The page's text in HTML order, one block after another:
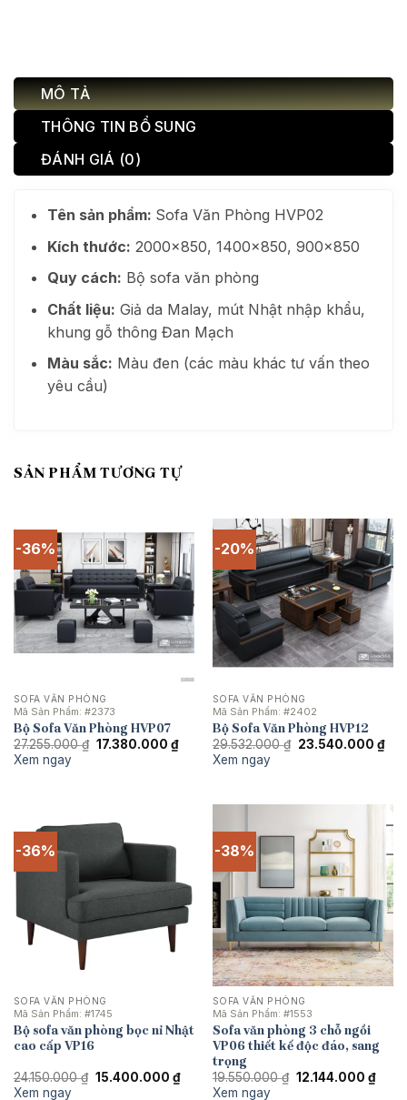
MÔ TẢ
THÔNG TIN BỔ SUNG
ĐÁNH GIÁ (0)
Tên sản phẩm: Sofa Văn Phòng HVP02
Kích thước: 2000×850, 1400×850, 900×850
Quy cách: Bộ sofa văn phòng
Chất liệu: Giả da Malay, mút Nhật nhập khẩu,
khung gỗ thông Đan Mạch
Màu sắc: Màu đen (các màu khác tư vấn theo
yêu cầu)
SẢN PHẨM TƯƠNG TỰ
-36%
SOFA VĂN PHÒNG
Mã Sản Phẩm: #2373
Bộ Sofa Văn Phòng HVP07
27.255.000₫ Giá
17.380.000 ₫Giá
hiện
Xem ngay
-20%
SOFA VĂN PHÒNG
Mã Sản Phẩm: #2402
Bộ Sofa Văn Phòng HVP12
29.532.000₫ Giá
23.540.000 ₫Giá
Xem ngay
-36%
SOFA VĂN PHÒNG
Mã Sản Phẩm: #1745
Bộ sofa văn phòng bọc nỉ Nhật
cao cấp VP16
24.150.000₫ Giá
15.400.000 ₫Giá
hiện
Xem ngay
-38%
SOFA VĂN PHÒNG
Mã Sản Phẩm: #1553
Sofa văn phòng 3 chỗ ngồi
VP06 thiết kế độc đáo, sang
trọng
19.550.000₫ Giá
12.144.000 ₫Giá
hiện
Xem ngay